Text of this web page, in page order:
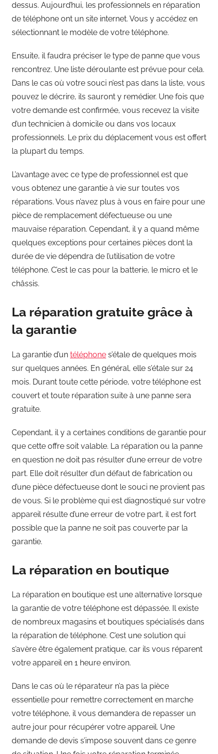
dessus. Aujourd’hui, les professionnels en réparation
de téléphone ont un site internet. Vous y accédez en
sélectionnant le modèle de votre téléphone.
Ensuite, il faudra préciser le type de panne que vous
rencontrez. Une liste déroulante est prévue pour cela.
Dans le cas où votre souci n’est pas dans la liste, vous
pouvez le décrire, ils sauront y remédier. Une fois que
votre demande est confirmée, vous recevez la visite
d’un technicien à domicile ou dans vos locaux
professionnels. Le prix du déplacement vous est offert
la plupart du temps.
L’avantage avec ce type de professionnel est que
vous obtenez une garantie à vie sur toutes vos
réparations. Vous n’avez plus à vous en faire pour une
pièce de remplacement défectueuse ou une
mauvaise réparation. Cependant, il y a quand même
quelques exceptions pour certaines pièces dont la
durée de vie dépendra de l’utilisation de votre
téléphone. C’est le cas pour la batterie, le micro et le
châssis.
La réparation gratuite grâce à
la garantie
La garantie d’un téléphone s’étale de quelques mois
sur quelques années. En général, elle s’étale sur 24
mois. Durant toute cette période, votre téléphone est
couvert et toute réparation suite à une panne sera
gratuite.
Cependant, il y a certaines conditions de garantie pour
que cette offre soit valable. La réparation ou la panne
en question ne doit pas résulter d’une erreur de votre
part. Elle doit résulter d’un défaut de fabrication ou
d’une pièce défectueuse dont le souci ne provient pas
de vous. Si le problème qui est diagnostiqué sur votre
appareil résulte d’une erreur de votre part, il est fort
possible que la panne ne soit pas couverte par la
garantie.
La réparation en boutique
La réparation en boutique est une alternative lorsque
la garantie de votre téléphone est dépassée. Il existe
de nombreux magasins et boutiques spécialisés dans
la réparation de téléphone. C’est une solution qui
s’avère être également pratique, car ils vous réparent
votre appareil en 1 heure environ.
Dans le cas où le réparateur n’a pas la pièce
essentielle pour remettre correctement en marche
votre téléphone, il vous demandera de repasser un
autre jour pour récupérer votre appareil. Une
demande de devis s’impose souvent dans ce genre